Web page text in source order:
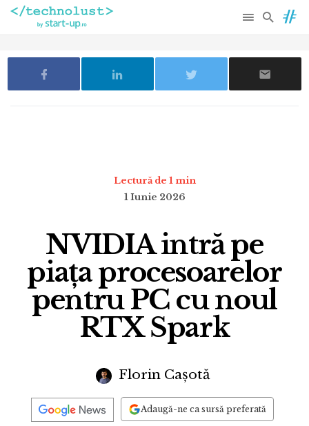
Lectură de 1 min
1 Iunie 2026
NVIDIA intră pe
piața procesoarelor
pentru PC cu noul
RTX Spark
Florin Cașotă
Adaugă-ne ca sursă preferată